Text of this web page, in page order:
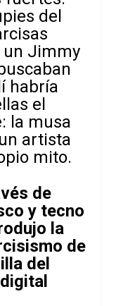
del
un Jimmy
habría
el
la musa
artista
mito.
de
y tecno
la
de
del